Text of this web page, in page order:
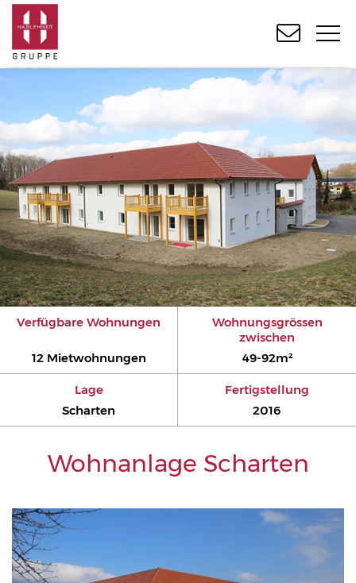
Verfügbare Wohnungen
12 Mietwohnungen
Wohnungsgrössen
zwischen
49-92m²
Lage
Scharten
Fertigstellung
2016
Wohnanlage Scharten